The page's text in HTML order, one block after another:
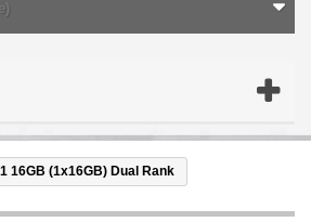
16GB (1x16GB) Dual Rank